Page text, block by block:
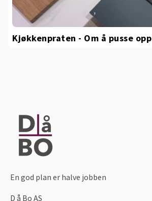
Kjøkkenpraten - Om å pusse
En god plan er halve jobben
D å Bo AS